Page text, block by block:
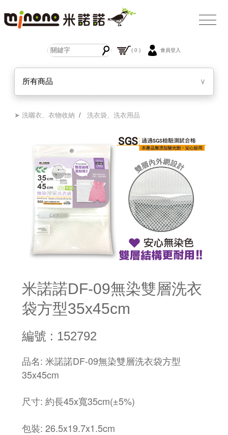
( 0 ) 會員登入
所有商品 ∨
➤ 洗曬衣、衣物收納 /洗衣袋、洗衣用品
米諾諾DF-09無染雙層洗衣
袋方型35x45cm
編號 : 152792
品名: 米諾諾DF-09無染雙層洗衣袋方型
35x45cm
尺寸: 約長45x寬35cm(±5%)
包裝: 26.5x19.7x1.5cm